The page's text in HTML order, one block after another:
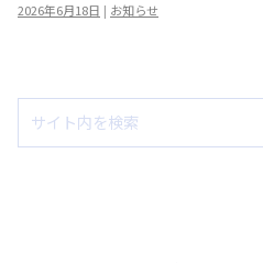
2026年6月18日 | お知らせ